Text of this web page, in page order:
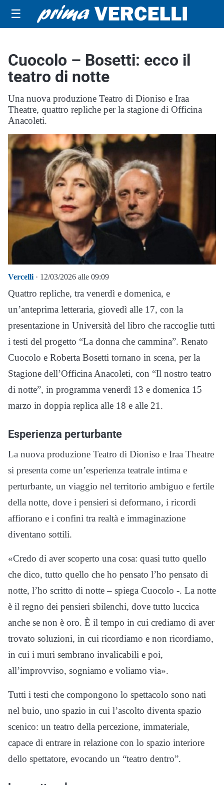
☰
Cuocolo – Bosetti: ecco il
teatro di notte
Una nuova produzione Teatro di Dioniso e Iraa
Theatre, quattro repliche per la stagione di Officina
Anacoleti.
Vercelli · 12/03/2026 alle 09:09
Quattro repliche, tra venerdì e domenica, e
un’anteprima letteraria, giovedì alle 17, con la
presentazione in Università del libro che raccoglie tutti
i testi del progetto “La donna che cammina”. Renato
Cuocolo e Roberta Bosetti tornano in scena, per la
Stagione dell’Officina Anacoleti, con “Il nostro teatro
di notte”, in programma venerdì 13 e domenica 15
marzo in doppia replica alle 18 e alle 21.
Esperienza perturbante
La nuova produzione Teatro di Dioniso e Iraa Theatre
si presenta come un’esperienza teatrale intima e
perturbante, un viaggio nel territorio ambiguo e fertile
della notte, dove i pensieri si deformano, i ricordi
affiorano e i confini tra realtà e immaginazione
diventano sottili.
«Credo di aver scoperto una cosa: quasi tutto quello
che dico, tutto quello che ho pensato l’ho pensato di
notte, l’ho scritto di notte – spiega Cuocolo -. La notte
è il regno dei pensieri sbilenchi, dove tutto luccica
anche se non è oro. È il tempo in cui crediamo di aver
trovato soluzioni, in cui ricordiamo e non ricordiamo,
in cui i muri sembrano invalicabili e poi,
all’improvviso, sogniamo e voliamo via».
Tutti i testi che compongono lo spettacolo sono nati
nel buio, uno spazio in cui l’ascolto diventa spazio
scenico: un teatro della percezione, immateriale,
capace di entrare in relazione con lo spazio interiore
dello spettatore, evocando un “teatro dentro”.